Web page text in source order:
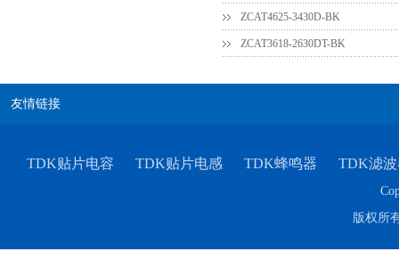
ZCAT4625-3430D-BK
ZCAT3618-2630DT-BK
友情链接
TDK贴片电容 TDK贴片电感 TDK蜂鸣器 TDK滤
版权所